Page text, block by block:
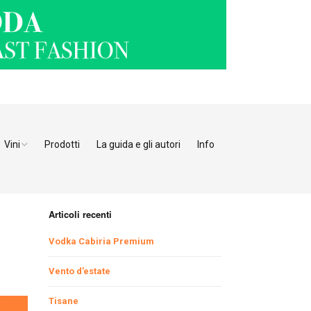
Ristoranti Verona
Ristoranti Vicenza
Ristoranti Padova
Ristoranti Pordenone
Ristoranti Udine
Vini Prodotti La guida e gli autori Info
Articoli recenti
Vodka Cabiria Premium
Vento d’estate
Tisane